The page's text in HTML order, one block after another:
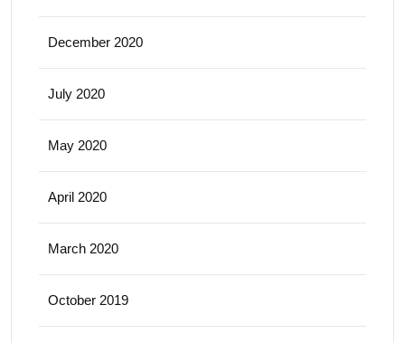
December 2020
July 2020
May 2020
April 2020
March 2020
October 2019